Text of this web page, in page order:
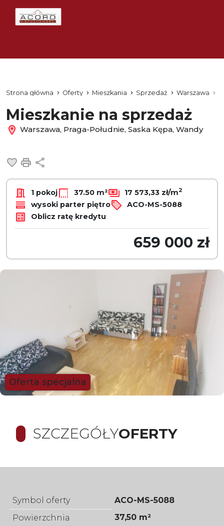
Strona główna Oferty Mieszkania Sprzedaż Warszawa
Mieszkanie na sprzedaż
Warszawa, Praga-Południe, Saska Kępa, Wandy
Dodaj do ulubionych
Drukuj
1 pokoj 37.50 m² 17 573,33 zł/m2
wysoki parter piętro
ACO-MS-5088
Oblicz ratę kredytu
659 000 zł
Oferta specjalna
SZCZEGÓŁYOFERTY
Symbol oferty
ACO-MS-5088
Powierzchnia
37,50 m²